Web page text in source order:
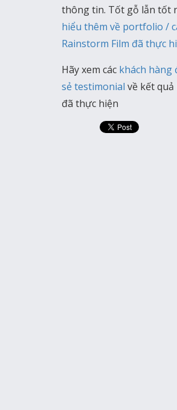
thông tin. Tốt gỗ lẫn tốt
hiểu thêm về portfolio /
Rainstorm Film đã thực
Hãy xem các khách hàng
sẻ testimonial về kết quả
đã thực hiện